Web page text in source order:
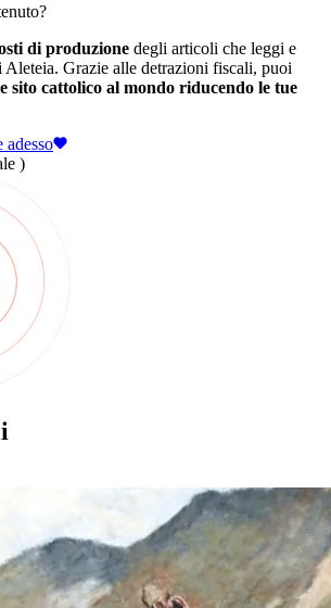
di produzione degli articoli che leggi e
Aleteia. Grazie alle detrazioni fiscali, puoi
sito cattolico al mondo riducendo le tue
adesso
)